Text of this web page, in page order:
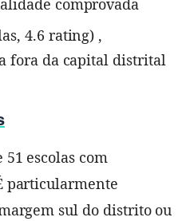
comprovada
4.6 rating) ,
fora da capital distrital
escolas com
particularmente
sul do distrito ou